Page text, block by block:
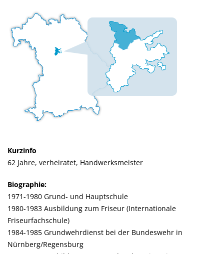
Kurzinfo
62 Jahre, verheiratet, Handwerksmeister
Biographie:
1971-1980 Grund- und Hauptschule
1980-1983 Ausbildung zum Friseur (Internationale
Friseurfachschule)
1984-1985 Grundwehrdienst bei der Bundeswehr in
Nürnberg/Regensburg